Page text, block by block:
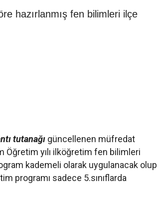
hazırlanmış fen bilimleri ilçe
tutanağı güncellenen müfredat
Öğretim yılı ilköğretim fen bilimleri
kademeli olarak uygulanacak olup
programı sadece 5.sınıflarda